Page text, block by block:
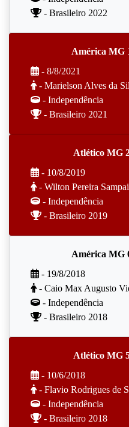
- Brasileiro 2022
América MG
- 8/8/2021
- Marielson Alves da
- Independência
- Brasileiro 2021
Atlético MG
- 10/8/2019
- Wilton Pereira
- Independência
- Brasileiro 2019
América MG
- 19/8/2018
- Caio Max Augusto
- Independência
- Brasileiro 2018
Atlético MG
- 10/6/2018
- Flavio Rodrigues de
- Independência
- Brasileiro 2018